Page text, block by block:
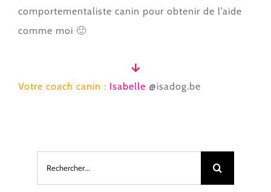
comportementaliste canin pour obtenir de l’aide
comme moi 🙂
Votre coach canin : Isabelle @isadog.be